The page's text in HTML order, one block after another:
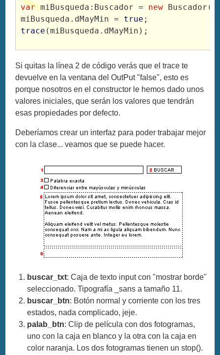
var miBusqueda:Buscador = new
miBusqueda.dMayMin = true ;
trace (miBusqueda.dMayMin);
Si quitas la línea 2 de código verás que el trace te
devuelve en la ventana del OutPut "false", esto es
porque nosotros en el constructor le hemos dado unos
valores iniciales, que serán los valores que tendrán
esas propiedades por defecto.
Deberíamos crear un interfaz para poder trabajar mejor
con la clase... veamos que se puede hacer.
buscar_txt: Caja de texto input con "mostrar borde"
seleccionado. Tipografía _sans a tamaño 11.
buscar_btn: Botón normal y corriente con los tres
estados, nada complicado, jeje.
palab_btn: Clip de película con dos fotogramas,
uno con la caja en blanco y la otra con la caja en
color naranja. Los dos fotogramas tienen un stop().